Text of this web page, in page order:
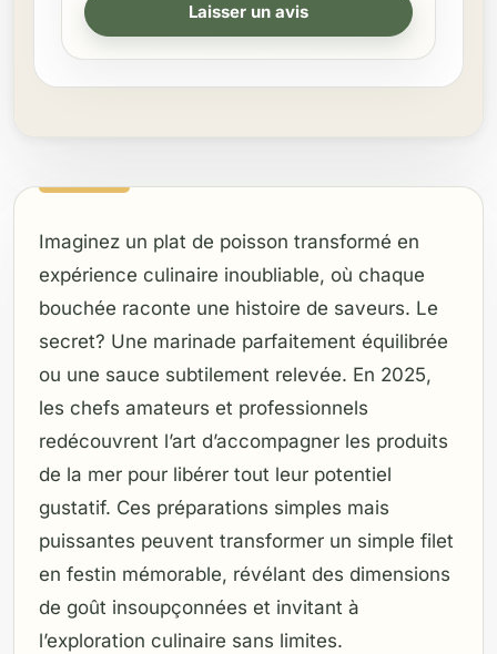
Laisser un avis
Imaginez un plat de poisson transformé en
expérience culinaire inoubliable, où chaque
bouchée raconte une histoire de saveurs. Le
secret? Une marinade parfaitement équilibrée
ou une sauce subtilement relevée. En 2025,
les chefs amateurs et professionnels
redécouvrent l’art d’accompagner les produits
de la mer pour libérer tout leur potentiel
gustatif. Ces préparations simples mais
puissantes peuvent transformer un simple filet
en festin mémorable, révélant des dimensions
de goût insoupçonnées et invitant à
l’exploration culinaire sans limites.